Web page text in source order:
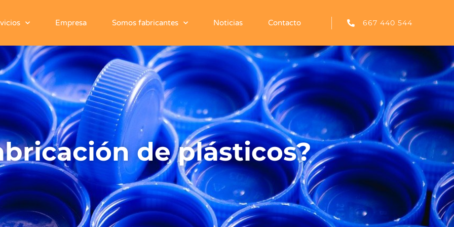
Empresa Somos fabricantes Noticias Contacto 667 440 544
de plásticos?